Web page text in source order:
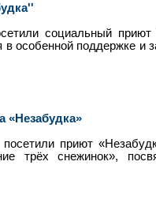
социальный приют
особенной поддержке и
«Незабудка»
приют
трёх снежинок»,